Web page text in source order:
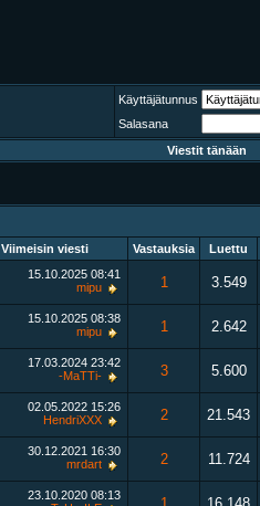
Käyttäjätunnus
Salasana
Viestit tänään
Viimeisin viesti Vastauksia Luettu
15.10.2025 08:41
mipu
1 3.549
15.10.2025 08:38
mipu
1 2.642
17.03.2024 23:42
-MaTTi-
3 5.600
02.05.2022 15:26
HendriXXX
2 21.543
30.12.2021 16:30
mrdart
2 11.724
23.10.2020 08:13